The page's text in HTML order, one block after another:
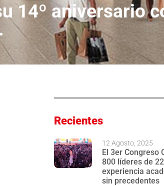
14º aniversario
Recientes
El 3er Congreso
800 líderes de
experiencia
sin precedentes
12 Agosto, 2025